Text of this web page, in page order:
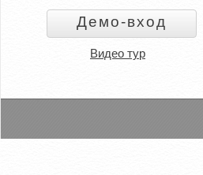
Видео тур